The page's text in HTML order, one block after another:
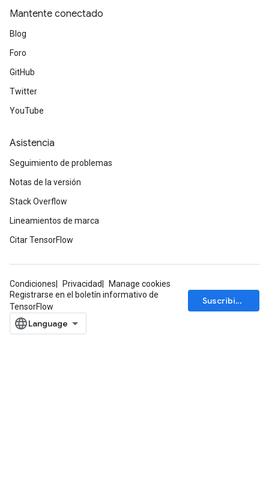
Mantente conectado
Blog
Foro
GitHub
Twitter
YouTube
Asistencia
Seguimiento de problemas
Notas de la versión
Stack Overflow
Lineamientos de marca
Citar TensorFlow
Condiciones Privacidad
Manage cookies
Registrarse en el boletín informativo de
TensorFlow
Suscribirse